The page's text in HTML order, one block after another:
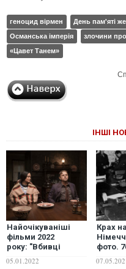
геноцид вірмен День пам'яті
Османська імперія
злочини
«Цавет Танем»
ІНШІ
Найочікуваніші
фільми 2022
року: "Вбивці
повні", "Ножі
05.01.2022
Крах
фото.